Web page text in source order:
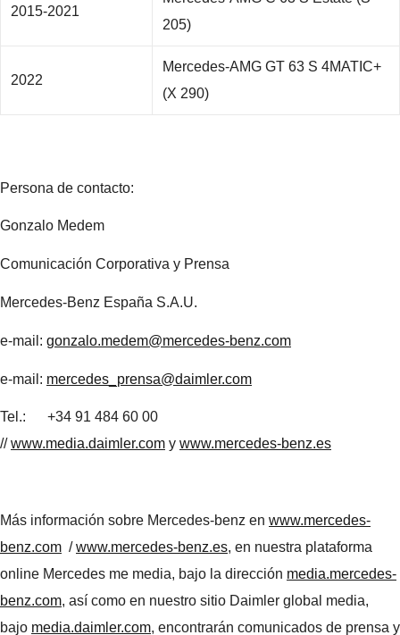
2015-2021
205)
2022
Mercedes-AMG GT 63 S 4MATIC+
(X 290)
Persona de contacto:
Gonzalo Medem
Comunicación Corporativa y Prensa
Mercedes-Benz España S.A.U.
e-mail: gonzalo.medem@mercedes-benz.com
e-mail: mercedes_prensa@daimler.com
Tel.: +34 91 484 60 00
//www.media.daimler.com y www.mercedes-benz.es
Más información sobre Mercedes-benz en www.mercedes-
benz.com /www.mercedes-benz.es, en nuestra plataforma
online Mercedes me media, bajo la dirección media.mercedes-
benz.com, así como en nuestro sitio Daimler global media,
bajo media.daimler.com, encontrarán comunicados de prensa y